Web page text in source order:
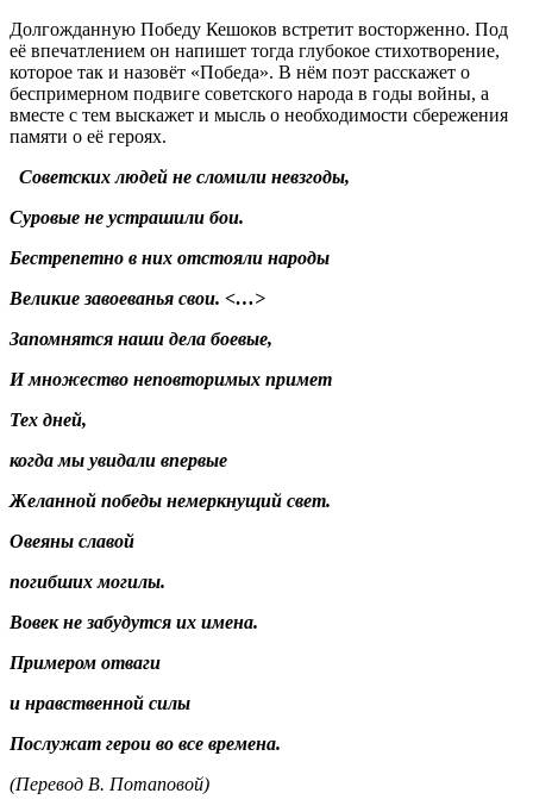
Долгожданную Победу Кешоков встретит восторженно. Под
её впечатлением он напишет тогда глубокое стихотворение,
которое так и назовёт «Победа». В нём поэт расскажет о
беспримерном подвиге советского народа в годы войны, а
вместе с тем выскажет и мысль о необходимости сбережения
памяти о её героях.
Советских людей не сломили невзгоды,
Суровые не устрашили бои.
Бестрепетно в них отстояли народы
Великие завоеванья свои. <…>
Запомнятся наши дела боевые,
И множество неповторимых примет
Тех дней,
когда мы увидали впервые
Желанной победы немеркнущий свет.
Овеяны славой
погибших могилы.
Вовек не забудутся их имена.
Примером отваги
и нравственной силы
Послужат герои во все времена.
(Перевод В. Потаповой)